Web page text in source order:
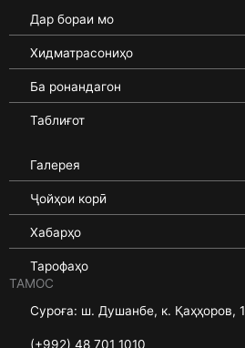
Дар бораи мо
Хидматрасониҳо
Ба ронандагон
Таблиғот
Галерея
Ҷойҳои корӣ
Хабарҳо
Тарофаҳо
ТАМОС
Суроға: ш. Душанбе, к. Қаҳҳоров,
(+992) 48 701 1010